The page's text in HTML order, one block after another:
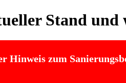
Stand und
Hinweis zum